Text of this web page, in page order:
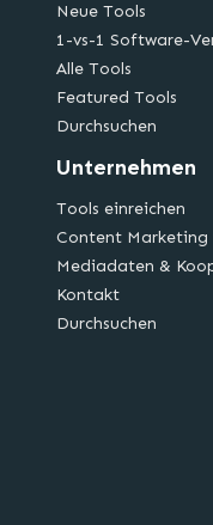
Neue Tools
1-vs-1 Software-
Alle Tools
Featured Tools
Durchsuchen
Unternehmen
Tools einreichen
Content
Mediadaten &
Kontakt
Durchsuchen